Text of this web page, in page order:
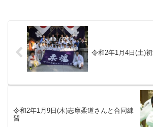
令和2年1月4日(土)
令和2年1月9日(木)志摩柔道さんと合同練
習